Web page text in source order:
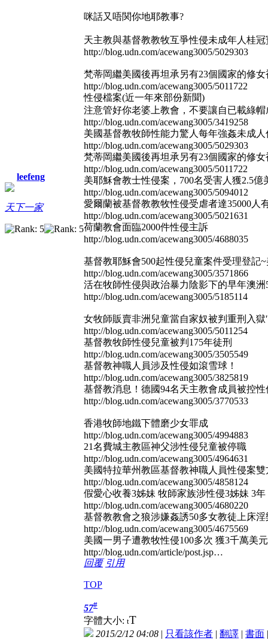
leefeng
天下一家
咪話又唔関你地耶教事?
天主教與基督教教牧互爭性侵未成年人桂冠
http://blog.udn.com/acewang3005/5029303
梵蒂岡繼美國後再坦承另有23個國家的修
http://blog.udn.com/acewang3005/5011722
性侵檔案(近一年來部份新聞)
注意管好你老婆上教會，不要讓自已載綠
http://blog.udn.com/acewang3005/3419258
美國基督教牧師性能力驚人每年強姦未成
http://blog.udn.com/acewang3005/5029303
梵蒂岡繼美國後再坦承另有23個國家的修
http://blog.udn.com/acewang3005/5011722
美耶穌會教士性侵案，700名受害人獲2.5億
http://blog.udn.com/acewang3005/5094012
愛爾蘭被基督教教牧性侵受虐者達35000人
http://blog.udn.com/acewang3005/5021631
荷蘭教會面臨2000件性侵主訴
http://blog.udn.com/acewang3005/4688035
基督教耶穌會500起性侵兒童案件受理登記
http://blog.udn.com/acewang3005/3571866
活在牧師性侵與政治暴力陰影下的早年澳
http://blog.udn.com/acewang3005/5185114
女牧師販賣非洲兒童當自家奴被判重刑入獄
http://blog.udn.com/acewang3005/5011254
基督教牧師性侵兒童被判175年徒刑
http://blog.udn.com/acewang3005/3505549
基督教神職人員涉及性侵如滾雪球！
http://blog.udn.com/acewang3005/3825819
基督教消息！德國94名天主教會成員被控性
http://blog.udn.com/acewang3005/3770533
香港牧師地鐵下體磨少女罪成
http://blog.udn.com/acewang3005/4994883
21名費城主教區神父涉性侵兒童被停職
http://blog.udn.com/acewang3005/4964631
美國特拉華州教區基督教神職人員性侵案雙
http://blog.udn.com/acewang3005/4858124
假愛心收養3姊妹 牧師家族涉性侵3姊妹 3年
http://blog.udn.com/acewang3005/4680220
基督教教會之狼涉嫌姦誘50多女教徒上床淫
http://blog.udn.com/acewang3005/4675569
美國一男子遭教牧性侵100多次 獲3千萬美
http://blog.udn.com/article/post.jsp…
回覆 引用
TOP
57#
字體大小: tT
2015/2/12 04:08 | 只看該作者 | 翻譯 | 書面